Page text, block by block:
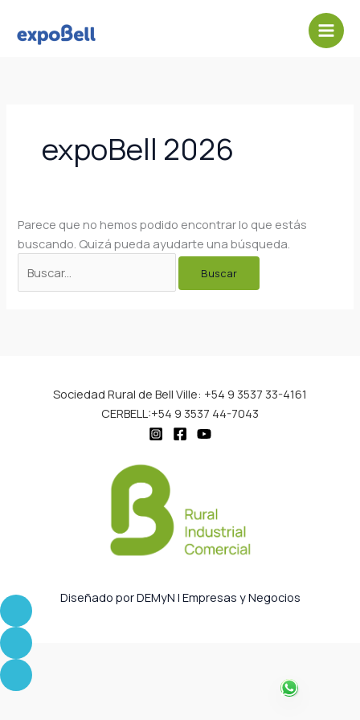
contenido
expoBell 2026
Parece que no hemos podido encontrar lo que estás
buscando. Quizá pueda ayudarte una búsqueda.
por:
Sociedad Rural de Bell Ville: +54 9 3537 33-4161
CERBELL:+54 9 3537 44-7043
Diseñado por DEMyN | Empresas y Negocios